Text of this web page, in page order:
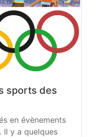
sports des
en évènements
Il y a quelques